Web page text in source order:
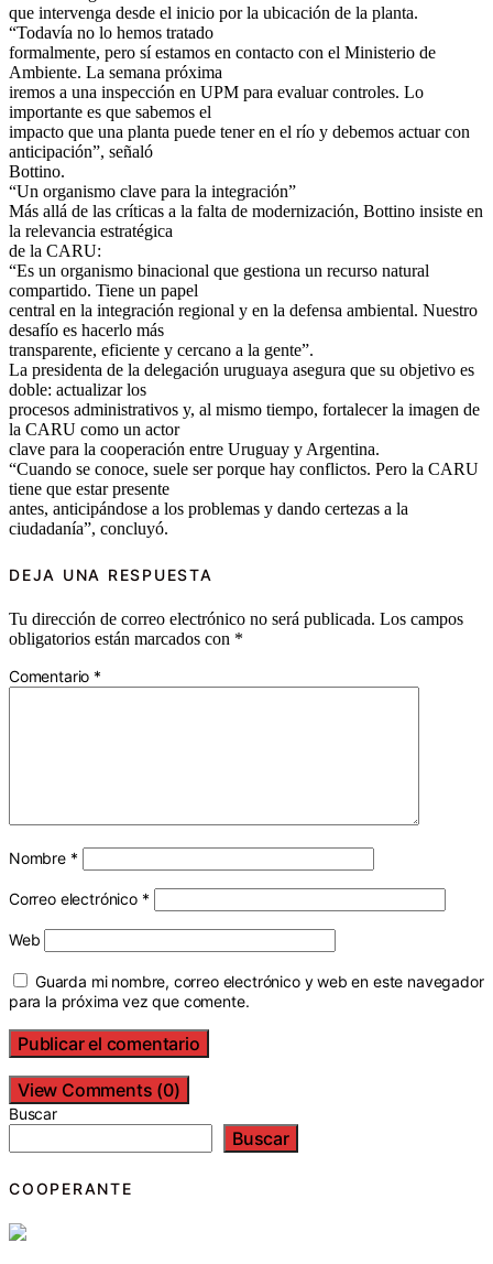
que intervenga desde el inicio por la ubicación de la planta.
“Todavía no lo hemos tratado
formalmente, pero sí estamos en contacto con el Ministerio de
Ambiente. La semana próxima
iremos a una inspección en UPM para evaluar controles. Lo
importante es que sabemos el
impacto que una planta puede tener en el río y debemos actuar con
anticipación”, señaló
Bottino.
“Un organismo clave para la integración”
Más allá de las críticas a la falta de modernización, Bottino insiste en
la relevancia estratégica
de la CARU:
“Es un organismo binacional que gestiona un recurso natural
compartido. Tiene un papel
central en la integración regional y en la defensa ambiental. Nuestro
desafío es hacerlo más
transparente, eficiente y cercano a la gente”.
La presidenta de la delegación uruguaya asegura que su objetivo es
doble: actualizar los
procesos administrativos y, al mismo tiempo, fortalecer la imagen de
la CARU como un actor
clave para la cooperación entre Uruguay y Argentina.
“Cuando se conoce, suele ser porque hay conflictos. Pero la CARU
tiene que estar presente
antes, anticipándose a los problemas y dando certezas a la
ciudadanía”, concluyó.
DEJA UNA RESPUESTA
Tu dirección de correo electrónico no será publicada. Los campos
obligatorios están marcados con *
Comentario *
Nombre *
Correo electrónico *
Web
Guarda mi nombre, correo electrónico y web en este navegador
para la próxima vez que comente.
View Comments (0)
Buscar
Buscar
COOPERANTE